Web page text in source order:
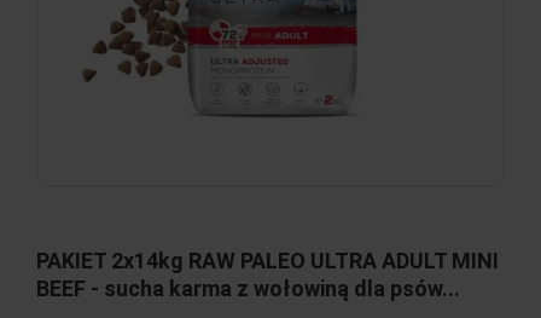
PAKIET 2x14kg RAW PALEO ULTRA ADULT MINI
BEEF - sucha karma z wołowiną dla psów...